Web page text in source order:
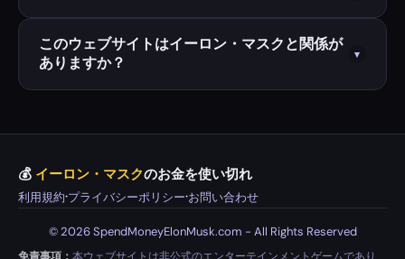
で、スマートフォン、タブレット、デスクトップ向け
に設計されています。レイアウト、ボタン、ゲームプ
レイがあらゆる画面サイズに自動的に適応します。
イーロン・マスクの他に、ジェフ・ベゾス、マーク・
ザッカーバーグ、MrBeast、スティーブ・ジョブズ、
ビリー・アイリッシュ、クリスティアーノ・ロナウド
切り、1,000億ドル使い切り、2048 イーロン・マス
このウェブサイトはイーロン・マスクと関係が
ありますか？
▾
に作られた非公式エンターテインメントウェブサイト
Corp、またはその関連企業・事業とは一切関係、推
薦、または提携関係はありません。
💰 イーロン・マスクのお金を使い切れ
利用規約·プライバシーポリシー·お問い合わせ
©2026SpendMoneyElonMusk.com - All Rights Reserved